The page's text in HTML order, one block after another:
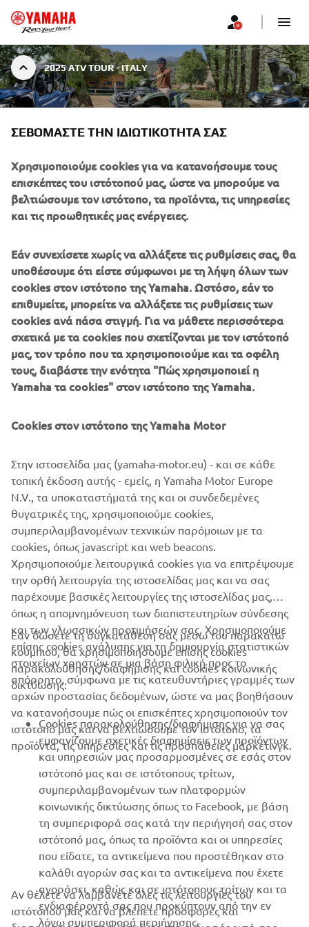
2025 ATV TOUR - ITALY
2025 ATV TOUR - ITALY | 20 ΙΟΥΝΊΟΥ 2025
2025 ATV TOUR - ITALY
Autodromo di Varano de' Melegari, Italy
Jun 20 – Jun 21, 2025 | 22:00
Welcome to Yamaha’s All-Terrain Tour for 2025. The ATV
Tour brings the four-wheel action to you, with a number
of locations, giving you the opportunity to put your off-
road skills to the test. With a wide selection of our
vehicles across the Utility, Leisure and Sport ranges,
prepare to discover an exciting new world of adventure,
meet likeminded enthusiasts or our product specialists,
ΕΤΑΙΡΕΊΑ
B2B
ΠΕΡΙΣΣΌΤΕΡΑ YAMAHA
SUPPORT
ΕΝΗΜΕΡΩΤΙΚΟ ΔΕΛΤΙΟ
Γίνετε ο πρώτος που θα μάθετε για τις τελευταίες προσφορές, τις
ειδικές εκδηλώσεις, τις νέες κυκλοφορίες και πολλά άλλα
ΕΓΓΡΑΦΉ
Διαβάστε την Πολιτική Απορρήτου μας για να μάθετε πώς
επεξεργαζόμαστε τα προσωπικά σας δεδομένα: Πολιτική
απορρήτου
Greece (Greek)
ΣΕΒΌΜΑΣΤΕ ΤΗΝ ΙΔΙΩΤΙΚΌΤΗΤΆ ΣΑΣ
Χρησιμοποιούμε cookies για να κατανοήσουμε τους
επισκέπτες του ιστότοπού μας, ώστε να μπορούμε να
βελτιώσουμε τον ιστότοπο, τα προϊόντα, τις υπηρεσίες
και τις προωθητικές μας ενέργειες.
Εάν συνεχίσετε χωρίς να αλλάξετε τις ρυθμίσεις σας, θα
υποθέσουμε ότι είστε σύμφωνοι με τη λήψη όλων των
cookies στον ιστότοπο της Yamaha. Ωστόσο, εάν το
επιθυμείτε, μπορείτε να αλλάξετε τις ρυθμίσεις των
cookies ανά πάσα στιγμή. Για να μάθετε περισσότερα
σχετικά με τα cookies που σχετίζονται με τον ιστότοπό
μας, τον τρόπο που τα χρησιμοποιούμε και τα οφέλη
τους, διαβάστε την ενότητα "Πώς χρησιμοποιεί η
Yamaha τα cookies" στον ιστότοπο της Yamaha.
Cookies στον ιστότοπο της Yamaha Motor
Στην ιστοσελίδα μας (yamaha-motor.eu) - και σε κάθε
τοπική έκδοση αυτής - εμείς, η Yamaha Motor Europe
N.V., τα υποκαταστήματά της και οι συνδεδεμένες
θυγατρικές της, χρησιμοποιούμε cookies,
συμπεριλαμβανομένων τεχνικών παρόμοιων με τα
cookies, όπως javascript και web beacons.
Χρησιμοποιούμε λειτουργικά cookies για να επιτρέψουμε
την ορθή λειτουργία της ιστοσελίδας μας και να σας
παρέχουμε βασικές λειτουργίες της ιστοσελίδας μας,
όπως η απομνημόνευση των διαπιστευτηρίων σύνδεσης
και των γλωσσικών προτιμήσεών σας. Χρησιμοποιούμε
επίσης cookies ανάλυσης για τη δημιουργία στατιστικών
στοιχείων χρηστών σε μια βάση φιλική προς το
απόρρητο, σύμφωνα με τις κατευθυντήριες γραμμές των
αρχών προστασίας δεδομένων, ώστε να μας βοηθήσουν
να κατανοήσουμε πώς οι επισκέπτες χρησιμοποιούν τον
ιστότοπό μας και να βελτιώσουμε τον ιστότοπο, τα
προϊόντα, τις υπηρεσίες και τις προσπάθειες μάρκετινγκ.
Εάν δώσετε τη συγκατάθεσή σας μέσω του παρακάτω
κουμπιού, θα χρησιμοποιήσουμε επίσης cookies
παρακολούθησης/διαφήμισης και cookies κοινωνικής
δικτύωσης:
Cookies παρακολούθησης/διαφήμισης για να σας
εμφανίζουμε σχετικές διαφημίσεις των προϊόντων
και υπηρεσιών μας προσαρμοσμένες σε εσάς στον
ιστότοπό μας και σε ιστότοπους τρίτων,
συμπεριλαμβανομένων των πλατφορμών
κοινωνικής δικτύωσης όπως το Facebook, με βάση
τη συμπεριφορά σας κατά την περιήγησή σας στον
ιστότοπό μας, όπως τα προϊόντα και οι υπηρεσίες
που είδατε, τα αντικείμενα που προστέθηκαν στο
καλάθι αγορών σας και τα αντικείμενα που έχετε
αγοράσει, καθώς και σε ιστότοπους τρίτων και τα
ενδιαφέροντά σας που προκύπτουν από την εν
λόγω συμπεριφορά περιήγησης.
Αν θέλετε να λαμβάνετε όλες τις λειτουργίες του
ιστότοπού μας και να βλέπετε προσφορές και